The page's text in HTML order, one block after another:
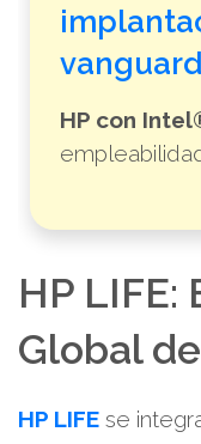
HP con
HP LIFE:
Global
HP LIFE se